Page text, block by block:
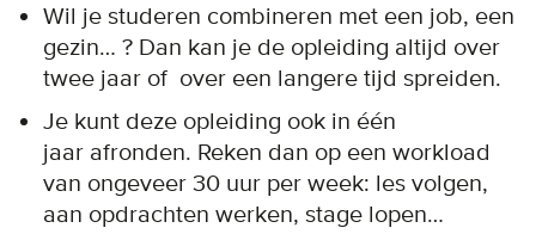
Wil je studeren combineren met een job, een
gezin… ? Dan kan je de opleiding altijd over
twee jaar of over een langere tijd spreiden.
Je kunt deze opleiding ook in één
jaar afronden. Reken dan op een workload
van ongeveer 30 uur per week: les volgen,
aan opdrachten werken, stage lopen…